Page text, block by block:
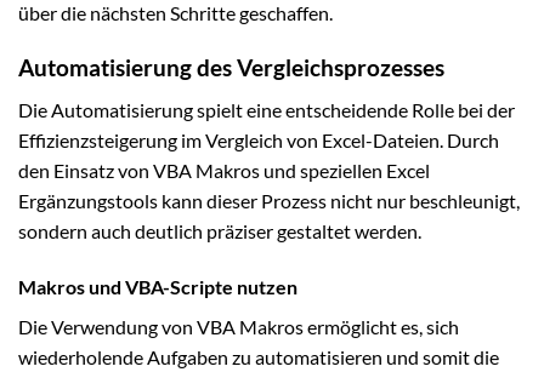
über die nächsten Schritte geschaffen.
Automatisierung des Vergleichsprozesses
Die Automatisierung spielt eine entscheidende Rolle bei der
Effizienzsteigerung im Vergleich von Excel-Dateien. Durch
den Einsatz von VBA Makros und speziellen Excel
Ergänzungstools kann dieser Prozess nicht nur beschleunigt,
sondern auch deutlich präziser gestaltet werden.
Makros und VBA-Scripte nutzen
Die Verwendung von VBA Makros ermöglicht es, sich
wiederholende Aufgaben zu automatisieren und somit die